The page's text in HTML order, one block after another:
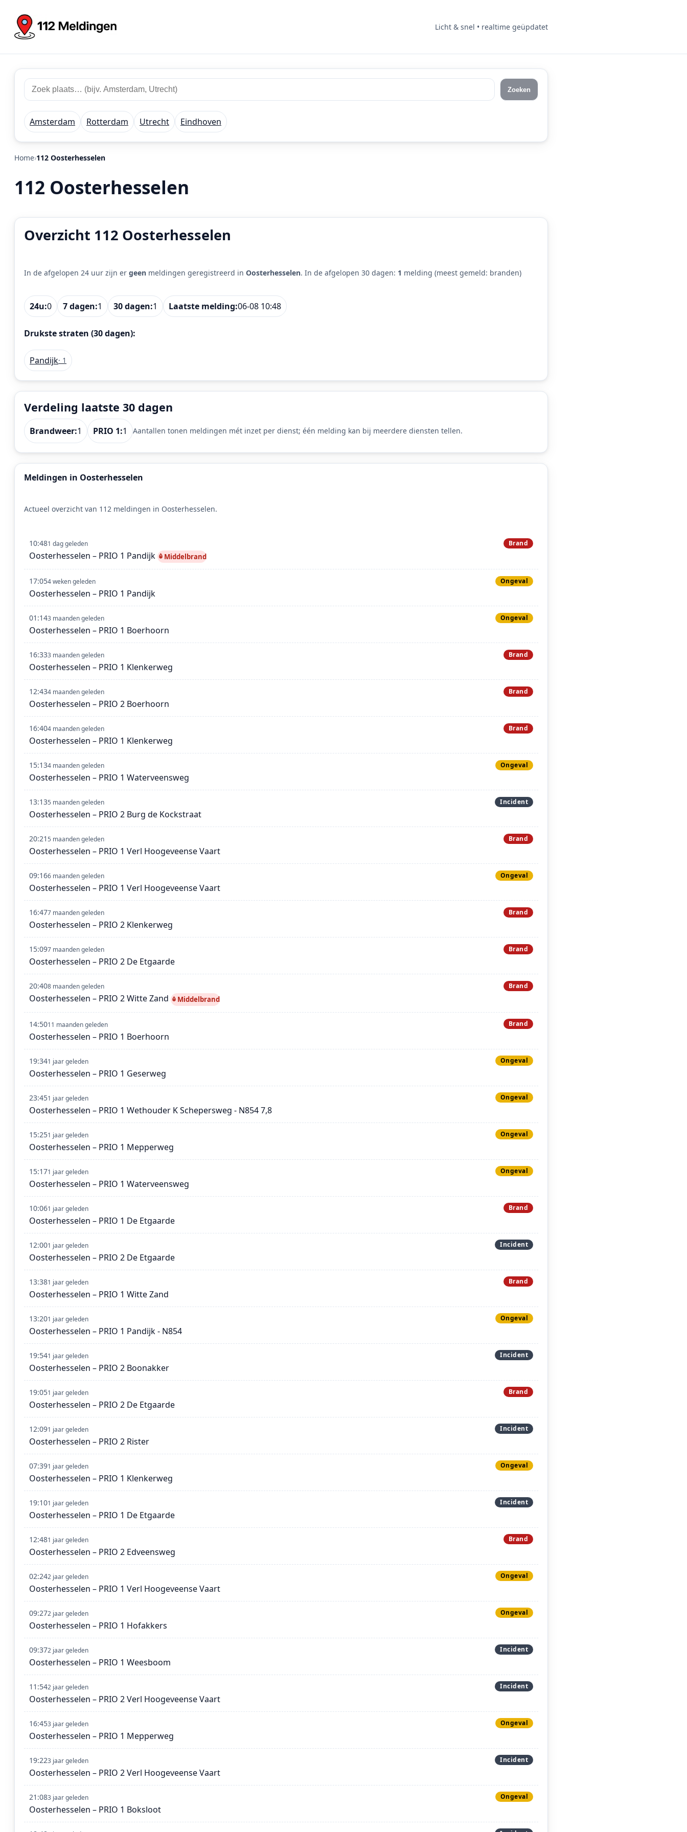
Licht & snel • realtime geüpdatet
Zoek
112
meldingen
Zoek
plaats
regio
Zoeken
Amsterdam Rotterdam Utrecht Eindhoven
Home 112 Oosterhesselen
112 Oosterhesselen
Overzicht 112 Oosterhesselen
In de afgelopen 24 uur zijn er geen meldingen geregistreerd in Oosterhesselen. In de afgelopen 30 dagen: 1 melding (meest gemeld: branden)
24u:0 7 dagen:1 30 dagen:1 Laatste melding:06-08 10:48
Drukste straten (30 dagen):
Pandijk· 1
Verdeling laatste 30 dagen
Brandweer:1 PRIO 1:1 Aantallen tonen meldingen mét inzet per dienst; één melding kan bij meerdere diensten tellen.
Meldingen in Oosterhesselen
Actueel overzicht van 112 meldingen in Oosterhesselen.
10:481 dag geleden Brand
Oosterhesselen – PRIO 1 Pandijk Middelbrand
17:054 weken geleden Ongeval
Oosterhesselen – PRIO 1 Pandijk
01:143 maanden geleden Ongeval
Oosterhesselen – PRIO 1 Boerhoorn
16:333 maanden geleden Brand
Oosterhesselen – PRIO 1 Klenkerweg
12:434 maanden geleden Brand
Oosterhesselen – PRIO 2 Boerhoorn
16:404 maanden geleden Brand
Oosterhesselen – PRIO 1 Klenkerweg
15:134 maanden geleden Ongeval
Oosterhesselen – PRIO 1 Waterveensweg
13:135 maanden geleden Incident
Oosterhesselen – PRIO 2 Burg de Kockstraat
20:215 maanden geleden Brand
Oosterhesselen – PRIO 1 Verl Hoogeveense Vaart
09:166 maanden geleden Ongeval
Oosterhesselen – PRIO 1 Verl Hoogeveense Vaart
16:477 maanden geleden Brand
Oosterhesselen – PRIO 2 Klenkerweg
15:097 maanden geleden Brand
Oosterhesselen – PRIO 2 De Etgaarde
20:408 maanden geleden Brand
Oosterhesselen – PRIO 2 Witte Zand Middelbrand
14:5011 maanden geleden Brand
Oosterhesselen – PRIO 1 Boerhoorn
19:341 jaar geleden Ongeval
Oosterhesselen – PRIO 1 Geserweg
23:451 jaar geleden Ongeval
Oosterhesselen – PRIO 1 Wethouder K Schepersweg - N854 7,8
15:251 jaar geleden Ongeval
Oosterhesselen – PRIO 1 Mepperweg
15:171 jaar geleden Ongeval
Oosterhesselen – PRIO 1 Waterveensweg
10:061 jaar geleden Brand
Oosterhesselen – PRIO 1 De Etgaarde
12:001 jaar geleden Incident
Oosterhesselen – PRIO 2 De Etgaarde
13:381 jaar geleden Brand
Oosterhesselen – PRIO 1 Witte Zand
13:201 jaar geleden Ongeval
Oosterhesselen – PRIO 1 Pandijk - N854
19:541 jaar geleden Incident
Oosterhesselen – PRIO 2 Boonakker
19:051 jaar geleden Brand
Oosterhesselen – PRIO 2 De Etgaarde
12:091 jaar geleden Incident
Oosterhesselen – PRIO 2 Rister
07:391 jaar geleden Ongeval
Oosterhesselen – PRIO 1 Klenkerweg
19:101 jaar geleden Incident
Oosterhesselen – PRIO 1 De Etgaarde
12:481 jaar geleden Brand
Oosterhesselen – PRIO 2 Edveensweg
02:242 jaar geleden Ongeval
Oosterhesselen – PRIO 1 Verl Hoogeveense Vaart
09:272 jaar geleden Ongeval
Oosterhesselen – PRIO 1 Hofakkers
09:372 jaar geleden Incident
Oosterhesselen – PRIO 1 Weesboom
11:542 jaar geleden Incident
Oosterhesselen – PRIO 2 Verl Hoogeveense Vaart
16:453 jaar geleden Ongeval
Oosterhesselen – PRIO 1 Mepperweg
19:223 jaar geleden Incident
Oosterhesselen – PRIO 2 Verl Hoogeveense Vaart
21:083 jaar geleden Ongeval
Oosterhesselen – PRIO 1 Boksloot